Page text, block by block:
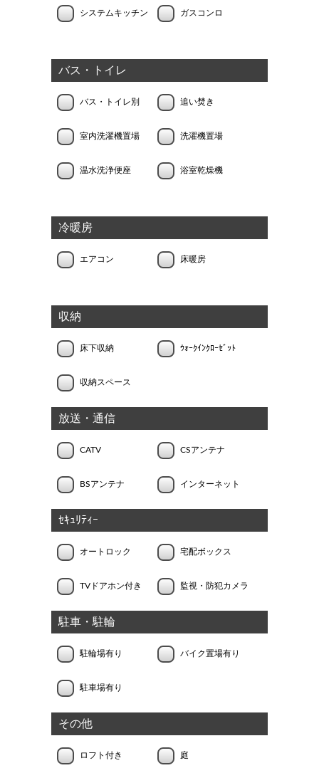
システムキッチン ガスコンロ
バス・トイレ
バス・トイレ別 追い焚き
室内洗濯機置場 洗濯機置場
温水洗浄便座 浴室乾燥機
冷暖房
エアコン 床暖房
収納
床下収納 ｳｫｰｸｲﾝｸﾛｰｾﾞｯﾄ
収納スペース
放送・通信
CATV CSアンテナ
BSアンテナ インターネット
ｾｷｭﾘﾃｨｰ
オートロック 宅配ボックス
TVドアホン付き 監視・防犯カメラ
駐車・駐輪
駐輪場有り バイク置場有り
駐車場有り
その他
ロフト付き 庭